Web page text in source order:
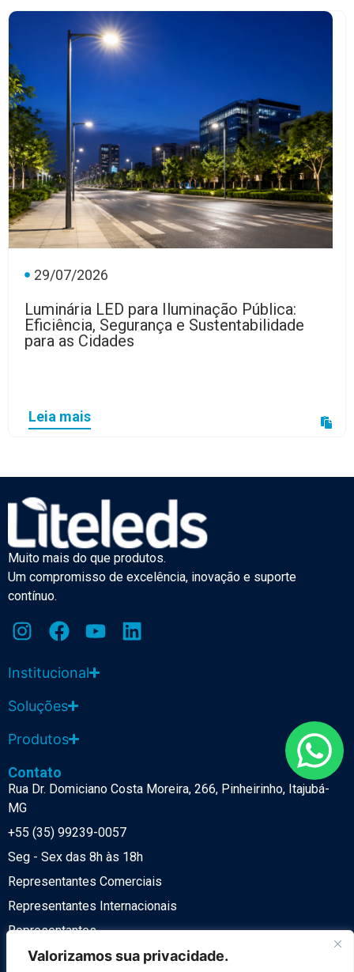
Valorizamos sua privacidade.
29/07/2026
Luminária LED para Iluminação Pública:
Eficiência, Segurança e Sustentabilidade
para as Cidades
Leia mais
Muito mais do que produtos.
Um compromisso de excelência, inovação e suporte
contínuo.
Institucional
Soluções
Produtos
Contato
Rua Dr. Domiciano Costa Moreira, 266, Pinheirinho, Itajubá-
MG
+55 (35) 99239-0057
Seg - Sex das 8h às 18h
Representantes Comerciais
Representantes Internacionais
Representantes
Política de Privacidade